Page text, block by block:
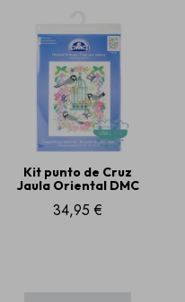
Kit punto de Cruz
Jaula Oriental DMC
34,95 €